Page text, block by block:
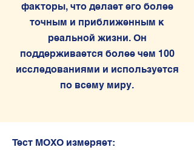
факторы, что делает его более
точным и приближенным к
реальной жизни. Он
поддерживается более чем 100
исследованиями и используется
по всему миру.
Тест МОХО измеряет: